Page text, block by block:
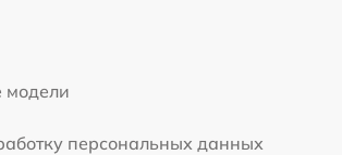
модели
персональных данных